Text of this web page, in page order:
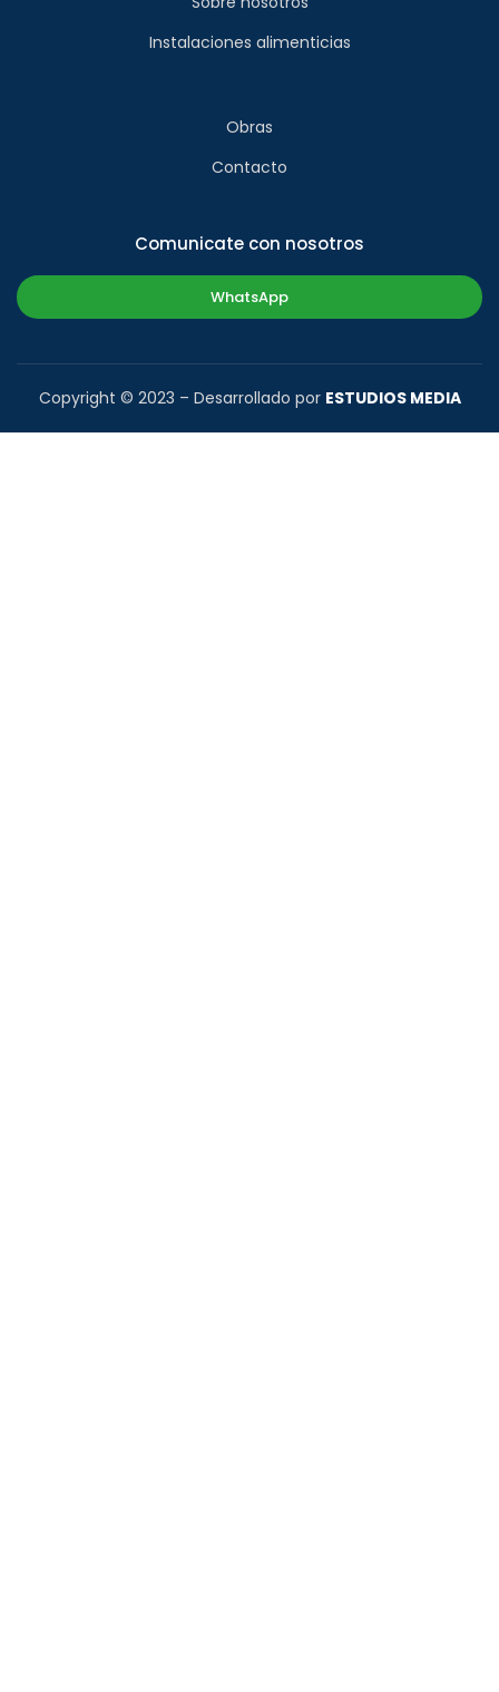
Instalaciones alimenticias
Obras
Contacto
Comunicate con nosotros
WhatsApp
Copyright © 2023 – Desarrollado por ESTUDIOS MEDIA